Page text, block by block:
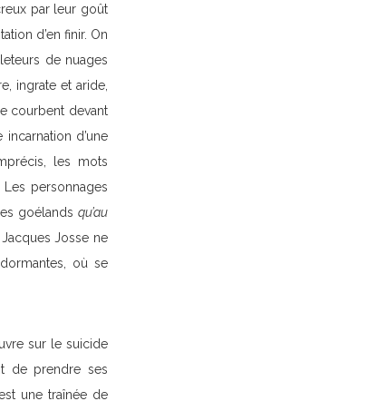
par leur goût
d’en finir. On
de nuages
ingrate et aride,
courbent devant
d’une
les mots
Les personnages
goélands qu’au
Josse ne
où se
sur le suicide
de prendre ses
une traînée de